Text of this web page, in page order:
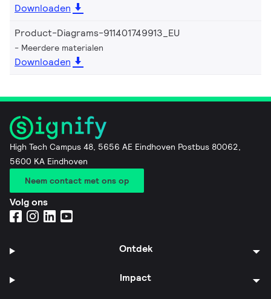
Downloaden
Product-Diagrams-911401749913_EU
Meerdere materialen
Downloaden
High Tech Campus 48, 5656 AE Eindhoven Postbus 80062,
5600 KA Eindhoven
Neem contact met ons op
Volg ons
Ontdek
Impact